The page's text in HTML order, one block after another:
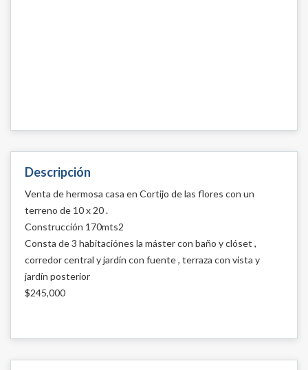
Descripción
Venta de hermosa casa en Cortijo de las flores con un
terreno de 10 x 20 .
Construcción 170mts2
Consta de 3 habitaciónes la máster con baño y clóset ,
corredor central y jardín con fuente , terraza con vista y
jardín posterior
$245,000